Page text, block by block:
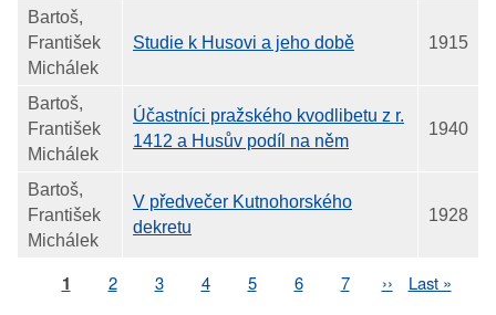
Bartoš,
František
Michálek
Studie k Husovi a jeho době 1915
Bartoš,
František
Michálek
Účastníci pražského kvodlibetu z r.
1412 a Husův podíl na něm
1940
Bartoš,
František
Michálek
V předvečer Kutnohorského
dekretu
1928
Page
1 Page
2 Page
3 Page
4 Page
5 Page
6 Page
7
Next
››
Last
Last »